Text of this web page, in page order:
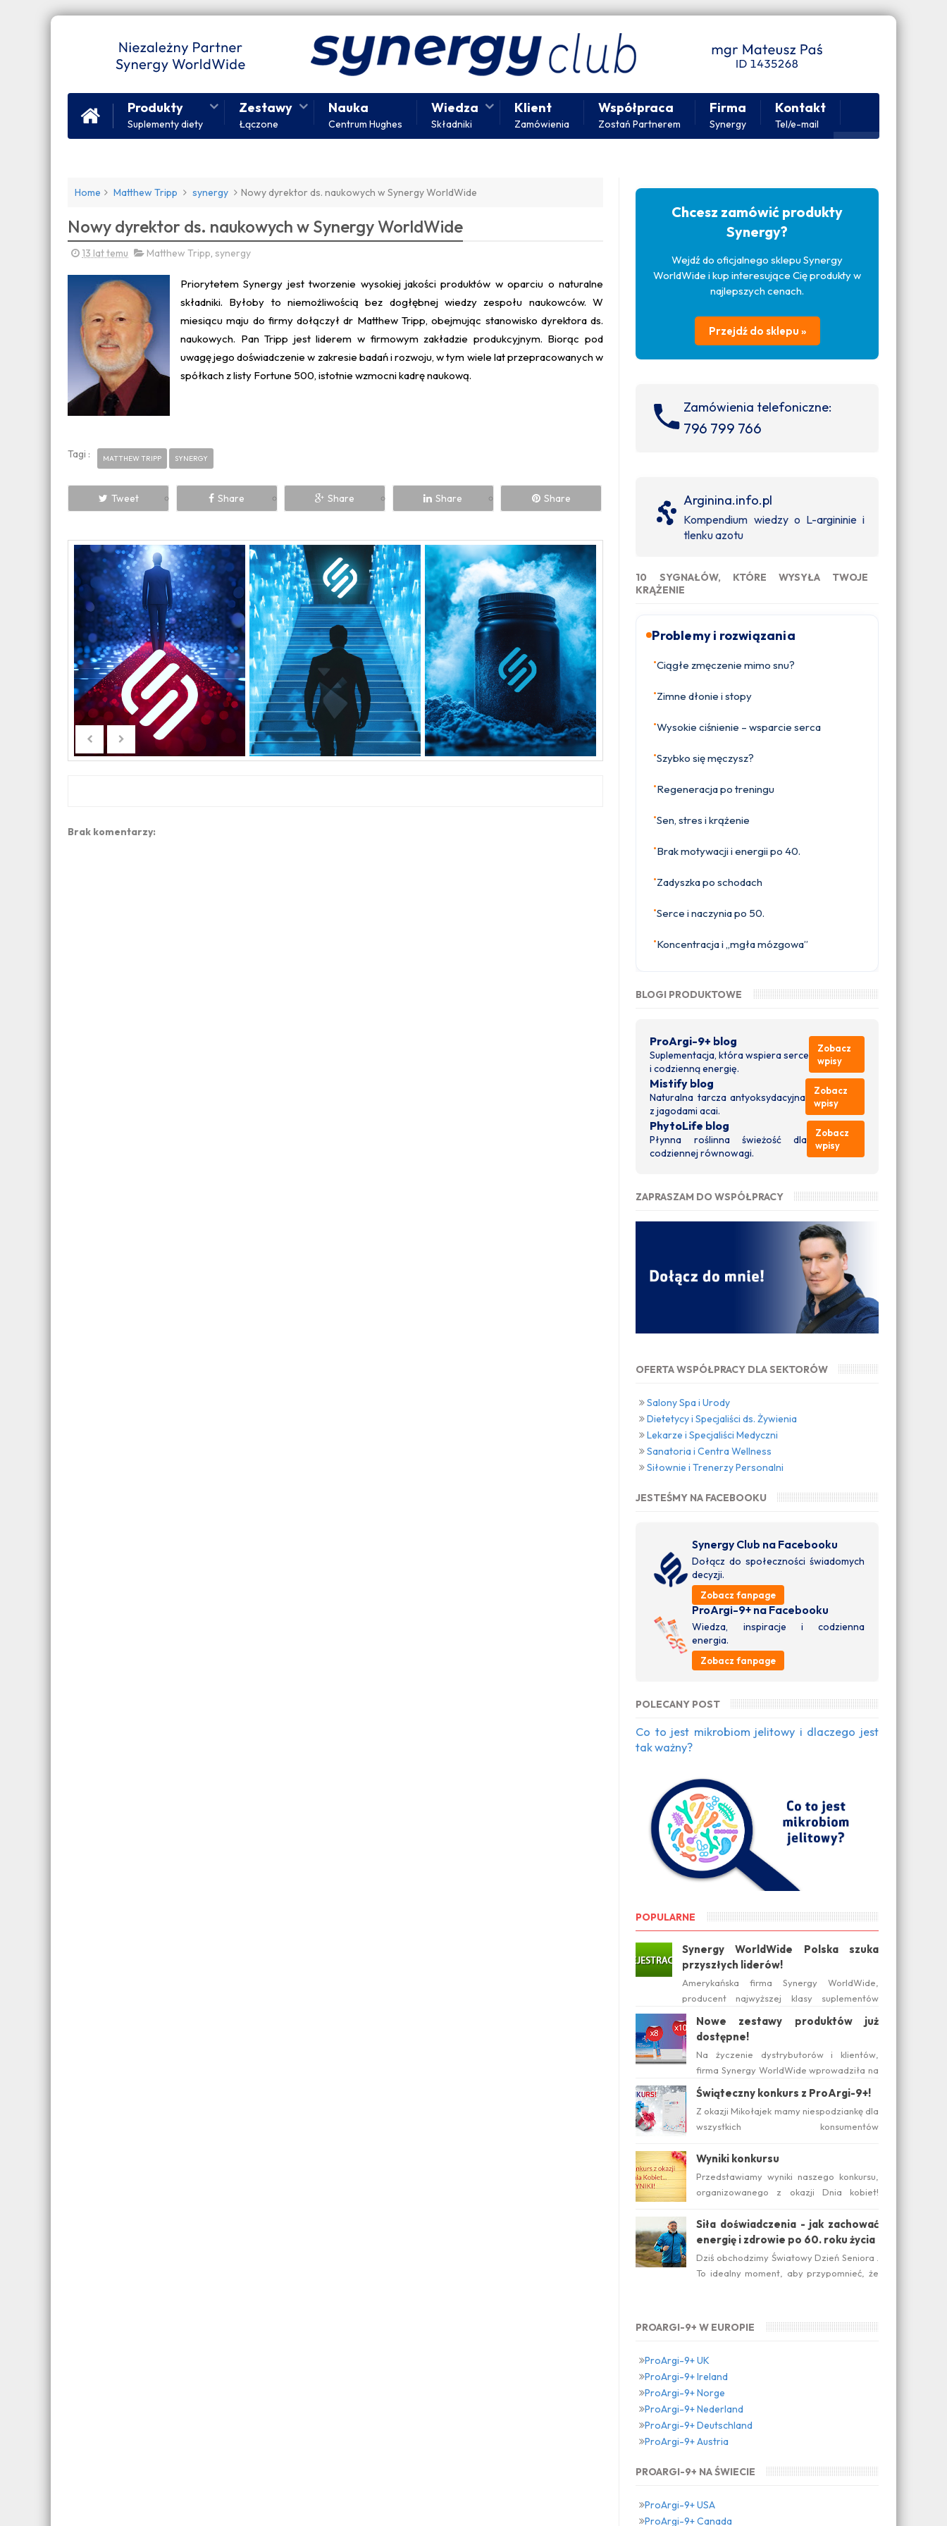
Produkty
Suplementy diety
Zestawy
Łączone
Nauka
Centrum Hughes
Wiedza
Składniki
Klient
Zamówienia
Współpraca
Zostań Partnerem
Firma
Synergy
Kontakt
Tel/e-mail
Home Matthew Tripp synergy Nowy dyrektor ds. naukowych w Synergy WorldWide
Nowy dyrektor ds. naukowych w Synergy WorldWide
13 lat temu Matthew Tripp synergy
Priorytetem Synergy jest tworzenie wysokiej jakości produktów w oparciu o naturalne
składniki. Byłoby to niemożliwością bez dogłębnej wiedzy zespołu naukowców. W
miesiącu maju do firmy dołączył dr Matthew Tripp, obejmując stanowisko dyrektora ds.
naukowych. Pan Tripp jest liderem w firmowym zakładzie produkcyjnym. Biorąc pod
uwagę jego doświadczenie w zakresie badań i rozwoju, w tym wiele lat przepracowanych w
spółkach z listy Fortune 500, istotnie wzmocni kadrę naukową.
Tagi : MATTHEW TRIPP SYNERGY
Tweet Share Share Share Share
Brak komentarzy:
Chcesz zamówić produkty
Synergy?
Wejdź do oficjalnego sklepu Synergy
WorldWide i kup interesujące Cię produkty w
najlepszych cenach.
Przejdź do sklepu »
Zamówienia telefoniczne:
796 799 766
Arginina.info.pl
Kompendium wiedzy o L-argininie i
tlenku azotu
10 SYGNAŁÓW, KTÓRE WYSYŁA TWOJE
KRĄŻENIE
Problemy i rozwiązania
•Ciągłe zmęczenie mimo snu?
•Zimne dłonie i stopy
•Wysokie ciśnienie – wsparcie serca
•Szybko się męczysz?
•Regeneracja po treningu
•Sen, stres i krążenie
•Brak motywacji i energii po 40.
•Zadyszka po schodach
•Serce i naczynia po 50.
•Koncentracja i „mgła mózgowa”
BLOGI PRODUKTOWE
ProArgi-9+ blog
Suplementacja, która wspiera serce
i codzienną energię.
Zobacz
wpisy
Mistify blog
Naturalna tarcza antyoksydacyjna
z jagodami acai.
Zobacz
wpisy
PhytoLife blog
Płynna roślinna świeżość dla
codziennej równowagi.
Zobacz
wpisy
ZAPRASZAM DO WSPÓŁPRACY
OFERTA WSPÓŁPRACY DLA SEKTORÓW
Salony Spa i Urody
Dietetycy i Specjaliści ds. Żywienia
Lekarze i Specjaliści Medyczni
Sanatoria i Centra Wellness
Siłownie i Trenerzy Personalni
JESTEŚMY NA FACEBOOKU
Synergy Club na Facebooku
Dołącz do społeczności świadomych
decyzji.
Zobacz fanpage
ProArgi-9+ na Facebooku
Wiedza, inspiracje i codzienna
energia.
Zobacz fanpage
POLECANY POST
Co to jest mikrobiom jelitowy i dlaczego jest
tak ważny?
POPULARNE
Synergy WorldWide Polska szuka
przyszłych liderów!
Amerykańska firma Synergy WorldWide,
producent najwyższej klasy suplementów
diety, wchodzi na polski rynek już w tym roku.
Serwis internetow...
Nowe zestawy produktów już
dostępne!
Na życzenie dystrybutorów i klientów,
firma Synergy WorldWide wprowadziła na
rynku polskim nowe zestawy suplementów
ProArgi-9+ i Mistify....
Świąteczny konkurs z ProArgi-9+!
Z okazji Mikołajek mamy niespodziankę dla
wszystkich konsumentów
Serdecznie zapraszamy do wzięcia ud...
Wyniki konkursu
Przedstawiamy wyniki naszego konkursu,
organizowanego z okazji Dnia kobiet!
suplement diety jest ideal...
Siła doświadczenia - jak zachować
energię i zdrowie po 60. roku życia
Dziś obchodzimy Światowy Dzień Seniora .
To idealny moment, aby przypomnieć, że
PROARGI-9+ W EUROPIE
ProArgi-9+ UK
ProArgi-9+ Ireland
ProArgi-9+ Norge
ProArgi-9+ Nederland
ProArgi-9+ Deutschland
ProArgi-9+ Austria
PROARGI-9+ NA ŚWIECIE
ProArgi-9+ USA
ProArgi-9+ Canada